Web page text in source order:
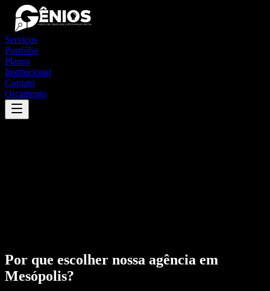
Serviços
Portfólio
Planos
Institucional
Contato
Orçamento
Por que escolher nossa agência em
Mesópolis?